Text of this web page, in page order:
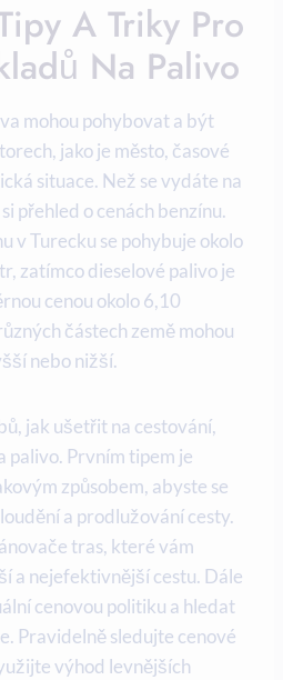
A Triky Pro
Na Palivo
mohou pohybovat a být
jako je město, časové
situace. Než se vydáte na
přehled o cenách benzínu.
v Turecku se pohybuje okolo
zatímco dieselové palivo je
cenou okolo 6,10
částech země mohou
nebo nižší.
jak ušetřit na cestování,
palivo. Prvním tipem je
způsobem, abyste se
a prodlužování cesty.
tras, které vám
a nejefektivnější cestu. Dále
cenovou politiku a hledat
Pravidelně sledujte cenové
výhod levnějších